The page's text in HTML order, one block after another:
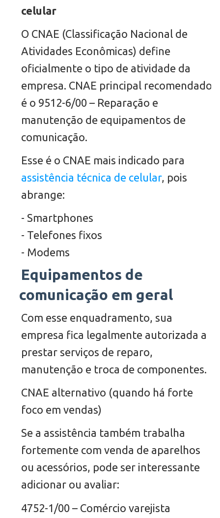
celular
O CNAE (Classificação Nacional de
Atividades Econômicas) define
oficialmente o tipo de atividade da
empresa. CNAE principal recomendado
é o 9512-6/00 – Reparação e
manutenção de equipamentos de
comunicação.
Esse é o CNAE mais indicado para
assistência técnica de celular, pois
abrange:
- Smartphones
- Telefones fixos
- Modems
Equipamentos de
comunicação em geral
Com esse enquadramento, sua
empresa fica legalmente autorizada a
prestar serviços de reparo,
manutenção e troca de componentes.
CNAE alternativo (quando há forte
foco em vendas)
Se a assistência também trabalha
fortemente com venda de aparelhos
ou acessórios, pode ser interessante
adicionar ou avaliar:
4752-1/00 – Comércio varejista